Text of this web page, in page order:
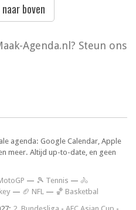
boven
Agenda.nl? Steun ons
agenda: Google Calendar, Apple
meer. Altijd up-to-date, en geen
— 🎾 Tennis — 🚴
— 🏈 NFL — 🏀 Basketbal